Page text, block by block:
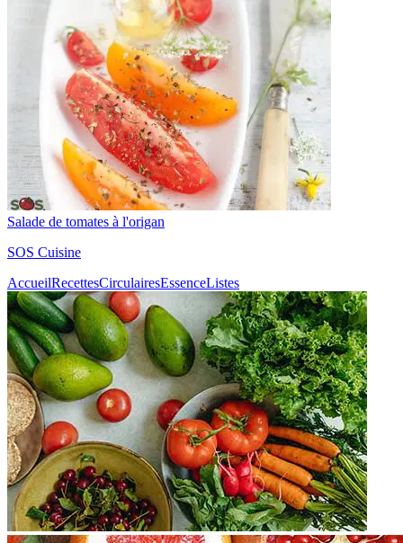
Salade de tomates à l'origan
SOS Cuisine
AccueilRecettesCirculairesEssenceListes